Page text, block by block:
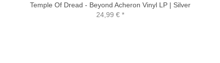
Temple Of Dread - Beyond Acheron Vinyl LP | Silver
24,99 €*